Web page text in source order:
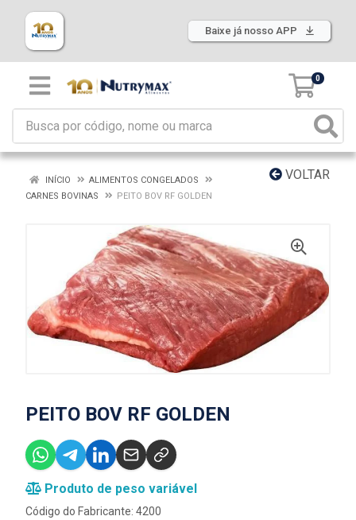
Baixe já nosso APP
0
VOLTAR
INÍCIO
ALIMENTOS CONGELADOS
CARNES BOVINAS
PEITO BOV RF GOLDEN
PEITO BOV RF GOLDEN
Produto de peso variável
Código do Fabricante: 4200